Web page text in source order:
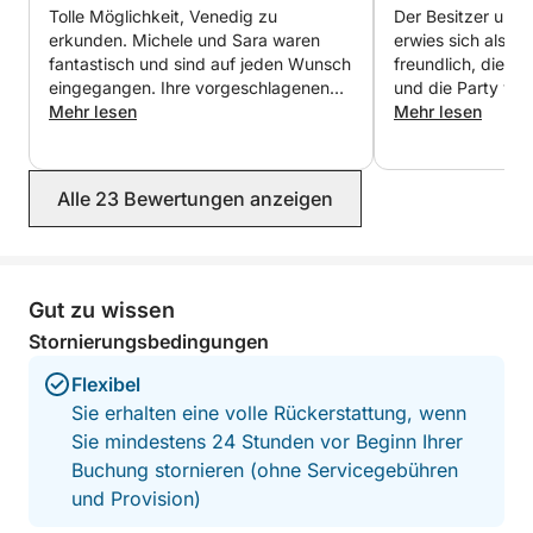
Tolle Möglichkeit, Venedig zu
erkunden. Michele und Sara waren
fantastisch und sind auf jeden Wunsch
eingegangen. Ihre vorgeschlagenen
Stopps waren wunderbar. Wir hatten
Mehr lesen
Der Besitzer und
erwies sich als
freundlich, die
und die Party
Danke
Mehr lesen
Alle 23 Bewertungen anzeigen
Gut zu wissen
Stornierungsbedingungen
Flexibel
Sie erhalten eine volle Rückerstattung, wenn
Sie mindestens 24 Stunden vor Beginn Ihrer
Buchung stornieren (ohne Servicegebühren
und Provision)